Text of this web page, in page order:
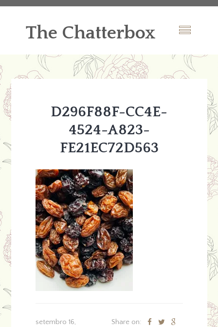
The Chatterbox
D296F88F-CC4E-
4524-A823-
FE21EC72D563
setembro 16,
Share on: